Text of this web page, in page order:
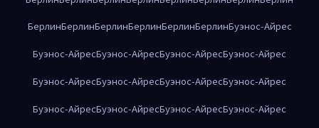
БерлинБерлинБерлинБерлинБерлинБерлинБуэнос-Айрес
Буэнос-АйресБуэнос-АйресБуэнос-АйресБуэнос-Айрес
Буэнос-АйресБуэнос-АйресБуэнос-АйресБуэнос-Айрес
Буэнос-АйресБуэнос-АйресБуэнос-АйресБуэнос-Айрес